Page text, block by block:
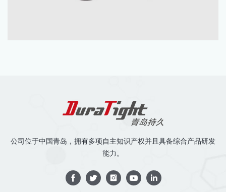
公司位于中国青岛，拥有多项自主知识产权并且具备综合产品研发
能力。